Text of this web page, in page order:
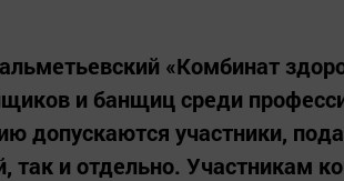
«Комбинат
и банщиц среди
допускаются участники,
так и отдельно. Участникам